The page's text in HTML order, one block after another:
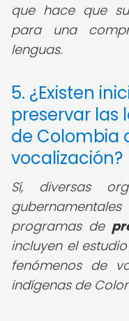
que hace que
para una
lenguas.
5. ¿Existen
preservar las
de Colombia
vocalización?
Sí, diversas
programas de
incluyen el
fenómenos de
indígenas de